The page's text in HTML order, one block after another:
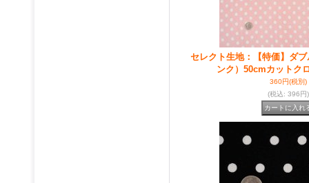
セレクト生地：【特価】ダ
ンク）50cmカットク
360円(税別)
(税込: 396円)